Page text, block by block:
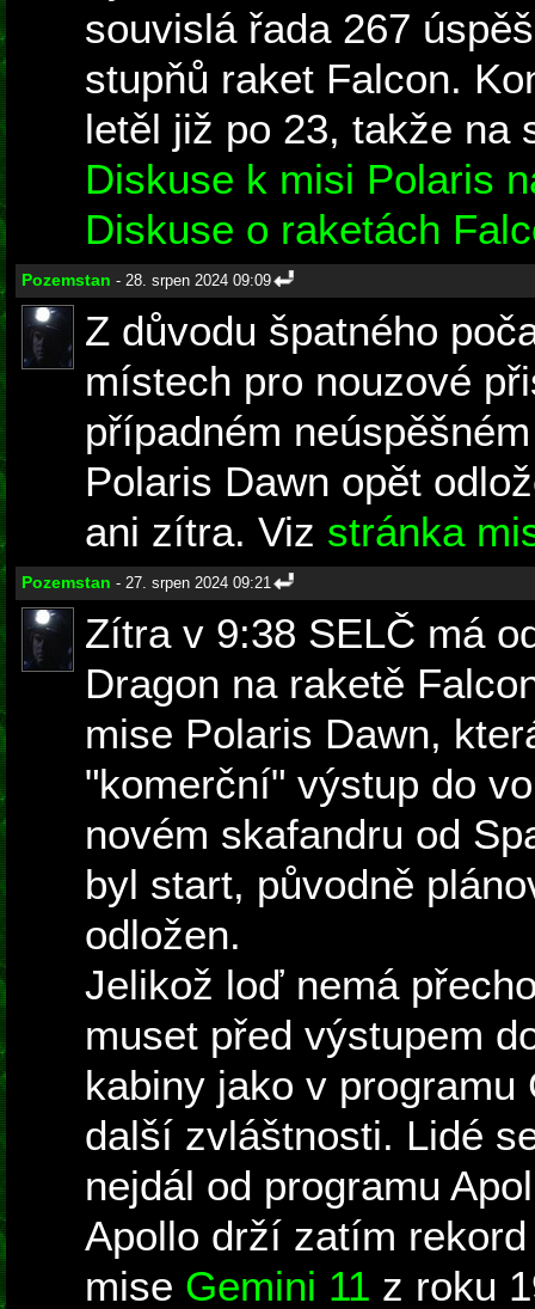
souvislá řada 267
stupňů raket Falcon.
letěl již po 23, takže na
Diskuse k misi Polaris
Diskuse o raketách
Pozemstan - 28. srpen 2024 09:09
Z důvodu špatného
místech pro nouzové
případném
Polaris Dawn opět
ani zítra. Viz stránka
Pozemstan - 27. srpen 2024 09:21
Zítra v 9:38 SELČ má
Dragon na raketě
mise Polaris Dawn,
"komerční" výstup do
novém skafandru od
byl start, původně
odložen.
Jelikož loď nemá
muset před výstupem
kabiny jako v
další zvláštnosti. Lidé
nejdál od programu
Apollo drží zatím
mise Gemini 11 z roku